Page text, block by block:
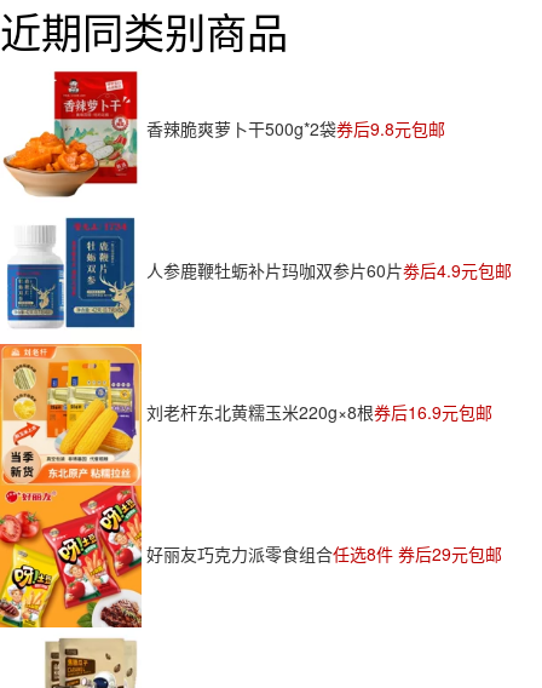
近期同类别商品
香辣脆爽萝卜干500g*2袋券后9.8元包邮
人参鹿鞭牡蛎补片玛咖双参片60片劵后4.9元包邮
刘老杆东北黄糯玉米220g×8根券后16.9元包邮
好丽友巧克力派零食组合任选8件 券后29元包邮